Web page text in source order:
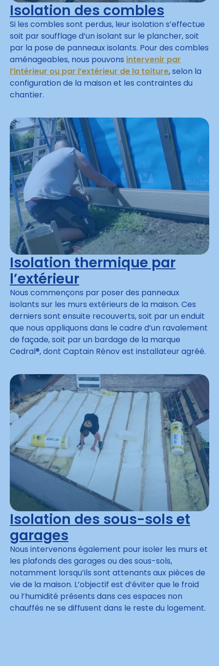
Isolation des combles
Si les combles sont perdus, leur isolation s’effectue
soit par soufflage d’un isolant sur le plancher, soit
par la pose de panneaux isolants. Pour des combles
aménageables, nous pouvons intervenir par
l’intérieur ou par l’extérieur de la toiture, selon la
configuration de la maison et les contraintes du
chantier.
Isolation thermique par
l’extérieur
Nous commençons par poser des panneaux
isolants sur les murs extérieurs de la maison. Ces
derniers sont ensuite recouverts, soit par un enduit
que nous appliquons dans le cadre d’un ravalement
de façade, soit par un bardage de la marque
Cedral®, dont Captain Rénov est installateur agréé.
Isolation des sous-sols et
garages
Nous intervenons également pour isoler les murs et
les plafonds des garages ou des sous-sols,
notamment lorsqu’ils sont attenants aux pièces de
vie de la maison. L’objectif est d’éviter que le froid
ou l’humidité présents dans ces espaces non
chauffés ne se diffusent dans le reste du logement.